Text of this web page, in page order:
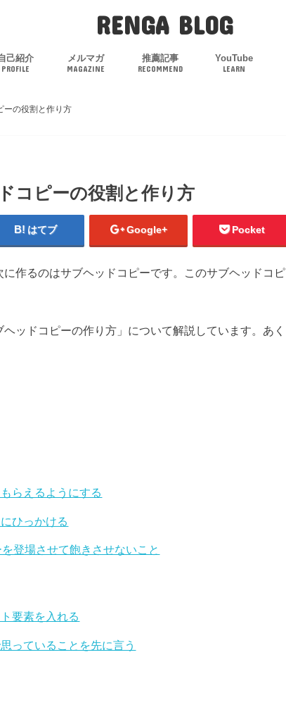
RENGA BLOG
己紹介
PROFILE
メルマガ
MAGAZINE
推薦記事
RECOMMEND
YouTube
LEARN
ーの役割と作り方
コピーの役割と作り方
はてブ Google+ Pocket
作るのはサブヘッドコピーです。このサブヘッドコピ
ッドコピーの作り方」について解説しています。あく
らえるようにする
ひっかける
登場させて飽きさせないこと
要素を入れる
っていることを先に言う